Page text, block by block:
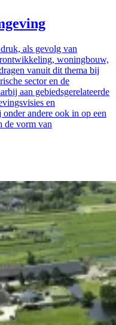
als gevolg van
woningbouw,
vanuit dit thema bij
sector en de
aan gebiedsgerelateerde
en
andere ook in op een
de vorm van